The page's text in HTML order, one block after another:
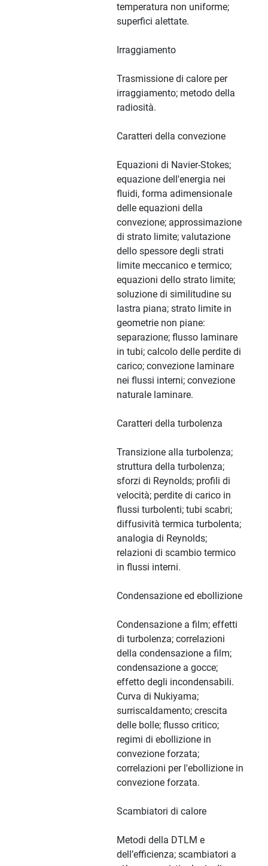
temperatura non uniforme;
superfici alettate.
Irraggiamento
Trasmissione di calore per
irraggiamento; metodo della
radiosità.
Caratteri della convezione
Equazioni di Navier-Stokes;
equazione dell'energia nei
fluidi, forma adimensionale
delle equazioni della
convezione; approssimazione
di strato limite; valutazione
dello spessore degli strati
limite meccanico e termico;
equazioni dello strato limite;
soluzione di similitudine su
lastra piana; strato limite in
geometrie non piane:
separazione; flusso laminare
in tubi; calcolo delle perdite di
carico; convezione laminare
nei flussi interni; convezione
naturale laminare.
Caratteri della turbolenza
Transizione alla turbolenza;
struttura della turbolenza;
sforzi di Reynolds; profili di
velocità; perdite di carico in
flussi turbolenti; tubi scabri;
diffusività termica turbolenta;
analogia di Reynolds;
relazioni di scambio termico
in flussi interni.
Condensazione ed ebollizione
Condensazione a film; effetti
di turbolenza; correlazioni
della condensazione a film;
condensazione a gocce;
effetto degli incondensabili.
Curva di Nukiyama;
surriscaldamento; crescita
delle bolle; flusso critico;
regimi di ebollizione in
convezione forzata;
correlazioni per l'ebollizione in
convezione forzata.
Scambiatori di calore
Metodi della DTLM e
dell’efficienza; scambiatori a